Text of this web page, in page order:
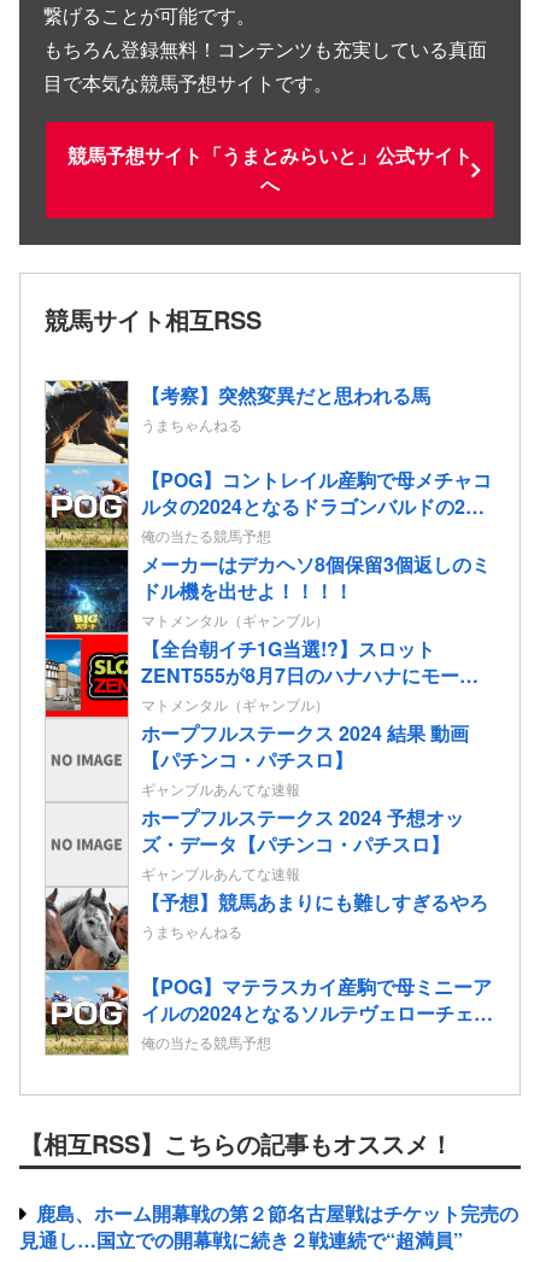
繋げることが可能です。
もちろん登録無料！コンテンツも充実している真面
目で本気な競馬予想サイトです。
競馬予想サイト「うまとみらいと」公式サイト
へ
競馬サイト相互RSS
【考察】突然変異だと思われる馬
うまちゃんねる
【POG】コントレイル産駒で母メチャコ
ルタの2024となるドラゴンバルドの2歳
情報
俺の当たる競馬予想
メーカーはデカヘソ8個保留3個返しのミ
ドル機を出せよ！！！！
マトメンタル（ギャンブル）
【全台朝イチ1G当選!?】スロット
ZENT555が8月7日のハナハナにモーニ
ングを仕込んだらしいｗｗｗｗ
マトメンタル（ギャンブル）
ホープフルステークス 2024 結果 動画
【パチンコ・パチスロ】
ギャンブルあんてな速報
ホープフルステークス 2024 予想オッ
ズ・データ【パチンコ・パチスロ】
ギャンブルあんてな速報
【予想】競馬あまりにも難しすぎるやろ
うまちゃんねる
【POG】マテラスカイ産駒で母ミニーア
イルの2024となるソルテヴェローチェの
2歳情報
俺の当たる競馬予想
【相互RSS】こちらの記事もオススメ！
鹿島、ホーム開幕戦の第２節名古屋戦はチケット完売の
見通し…国立での開幕戦に続き２戦連続で“超満員”